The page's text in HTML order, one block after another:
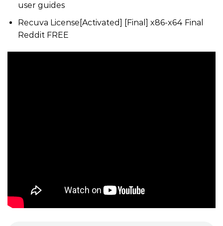
user guides
Recuva License[Activated] [Final] x86-x64 Final
Reddit FREE